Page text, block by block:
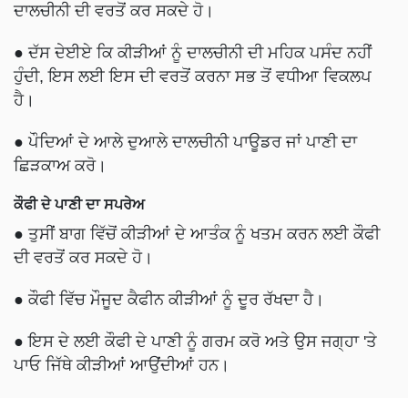
ਦਾਲਚੀਨੀ ਦੀ ਵਰਤੋਂ ਕਰ ਸਕਦੇ ਹੋ।
● ਦੱਸ ਦੇਈਏ ਕਿ ਕੀੜੀਆਂ ਨੂੰ ਦਾਲਚੀਨੀ ਦੀ ਮਹਿਕ ਪਸੰਦ ਨਹੀਂ
ਹੁੰਦੀ, ਇਸ ਲਈ ਇਸ ਦੀ ਵਰਤੋਂ ਕਰਨਾ ਸਭ ਤੋਂ ਵਧੀਆ ਵਿਕਲਪ
ਹੈ।
● ਪੌਦਿਆਂ ਦੇ ਆਲੇ ਦੁਆਲੇ ਦਾਲਚੀਨੀ ਪਾਊਡਰ ਜਾਂ ਪਾਣੀ ਦਾ
ਛਿੜਕਾਅ ਕਰੋ।
ਕੌਫੀ ਦੇ ਪਾਣੀ ਦਾ ਸਪਰੇਅ
● ਤੁਸੀਂ ਬਾਗ ਵਿੱਚੋਂ ਕੀੜੀਆਂ ਦੇ ਆਤੰਕ ਨੂੰ ਖਤਮ ਕਰਨ ਲਈ ਕੌਫੀ
ਦੀ ਵਰਤੋਂ ਕਰ ਸਕਦੇ ਹੋ।
● ਕੌਫੀ ਵਿੱਚ ਮੌਜੂਦ ਕੈਫੀਨ ਕੀੜੀਆਂ ਨੂੰ ਦੂਰ ਰੱਖਦਾ ਹੈ।
● ਇਸ ਦੇ ਲਈ ਕੌਫੀ ਦੇ ਪਾਣੀ ਨੂੰ ਗਰਮ ਕਰੋ ਅਤੇ ਉਸ ਜਗ੍ਹਾ 'ਤੇ
ਪਾਓ ਜਿੱਥੇ ਕੀੜੀਆਂ ਆਉਂਦੀਆਂ ਹਨ।